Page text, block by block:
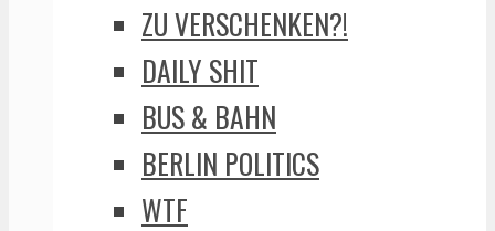
ZU VERSCHENKEN?!
DAILY SHIT
BUS & BAHN
BERLIN POLITICS
WTF